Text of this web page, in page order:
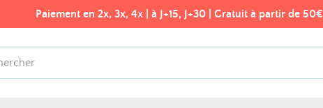
Paiement en 2x, 3x, 4x | à J+15, J+30 | Gratuit à partir de 50€